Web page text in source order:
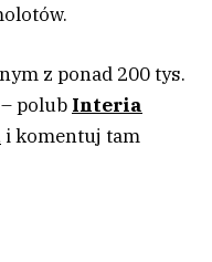
z ponad 200 tys.
polub Interia
i komentuj tam